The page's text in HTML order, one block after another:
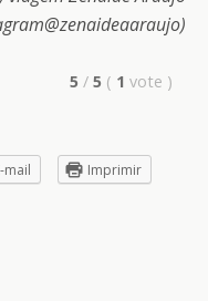
5 / 5 ( 1 vote )
mail Imprimir